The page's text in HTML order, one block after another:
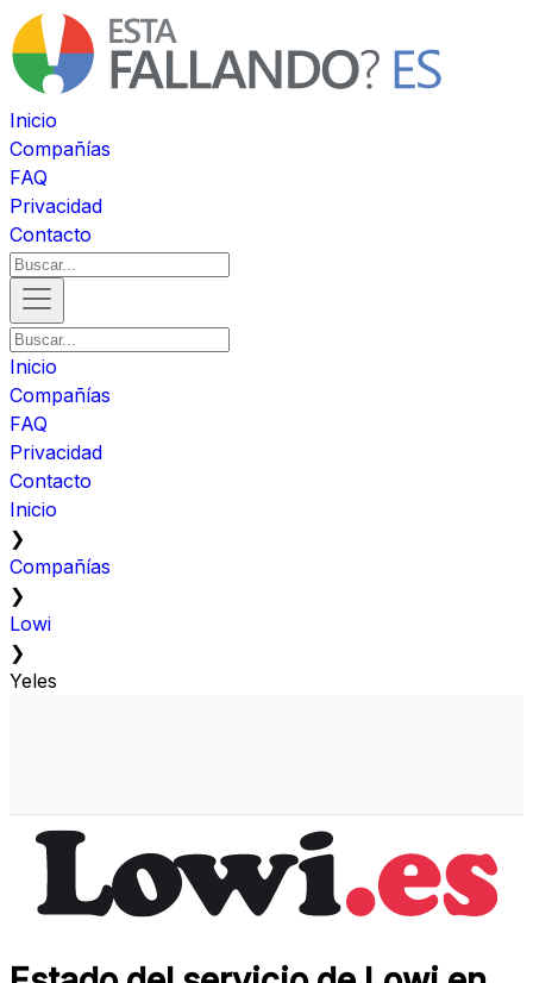
Inicio
Compañías
FAQ
Privacidad
Contacto
Inicio
Compañías
FAQ
Privacidad
Contacto
Inicio
❯
Compañías
❯
Lowi
❯
Yeles